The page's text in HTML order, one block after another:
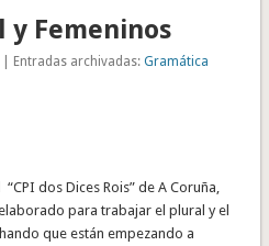
y Femeninos
| Entradas archivadas:Gramática
dos Dices Rois” de A Coruña,
para trabajar el plural y el
que están empezando a